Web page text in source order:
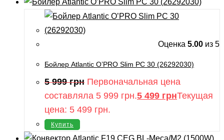
Оценка 5.00 из 5
Бойлер Atlantic O’PRO Slim PC 30 (26292030)
5 999грн Первоначальная цена
составляла 5 999 грн.5 499 грнТекущая
цена: 5 499 грн.
Купить